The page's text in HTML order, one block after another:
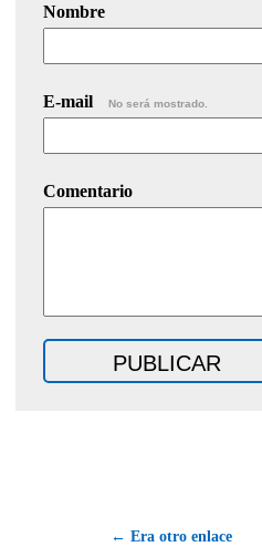
Nombre
E-mail No será mostrado.
Comentario
← Era otro enlace